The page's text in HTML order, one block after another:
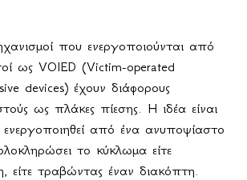
που ενεργοποιούνται από
ως VOIED (Victim-operated
devices) έχουν διάφορους
ως πλάκες πίεσης. Η ιδέα είναι
από ένα ανυποψίαστο
το κύκλωμα είτε
είτε τραβώντας έναν διακόπτη.